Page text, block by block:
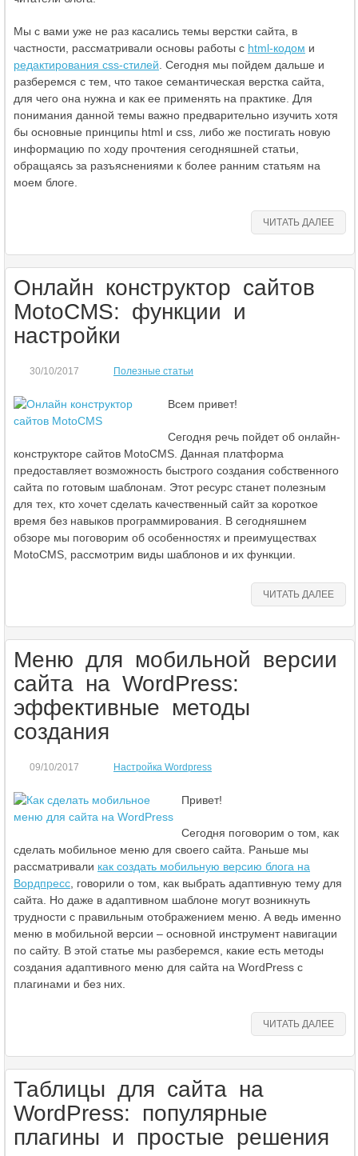
Мы с вами уже не раз касались темы верстки сайта, в
частности, рассматривали основы работы с html-кодом и
редактирования css-стилей . Сегодня мы пойдем дальше и
разберемся с тем, что такое семантическая верстка сайта,
для чего она нужна и как ее применять на практике. Для
понимания данной темы важно предварительно изучить хотя
бы основные принципы html и css, либо же постигать новую
информацию по ходу прочтения сегодняшней статьи,
обращаясь за разъяснениями к более ранним статьям на
моем блоге.
ЧИТАТЬ ДАЛЕЕ
Онлайн конструктор сайтов
MotoCMS: функции и
настройки
30/10/2017 Полезные статьи
Всем привет!
Сегодня речь пойдет об онлайн-
конструкторе сайтов MotoCMS. Данная платформа
предоставляет возможность быстрого создания собственного
сайта по готовым шаблонам. Этот ресурс станет полезным
для тех, кто хочет сделать качественный сайт за короткое
время без навыков программирования. В сегодняшнем
обзоре мы поговорим об особенностях и преимуществах
MotoCMS, рассмотрим виды шаблонов и их функции.
ЧИТАТЬ ДАЛЕЕ
Меню для мобильной версии
сайта на WordPress:
эффективные методы
создания
09/10/2017 Настройка Wordpress
Привет!
Сегодня поговорим о том, как
сделать мобильное меню для своего сайта. Раньше мы
рассматривали как создать мобильную версию блога на
Вордпресс , говорили о том, как выбрать адаптивную тему для
сайта. Но даже в адаптивном шаблоне могут возникнуть
трудности с правильным отображением меню. А ведь именно
меню в мобильной версии – основной инструмент навигации
по сайту. В этой статье мы разберемся, какие есть методы
создания адаптивного меню для сайта на WordPress с
плагинами и без них.
ЧИТАТЬ ДАЛЕЕ
Таблицы для сайта на
WordPress: популярные
плагины и простые решения